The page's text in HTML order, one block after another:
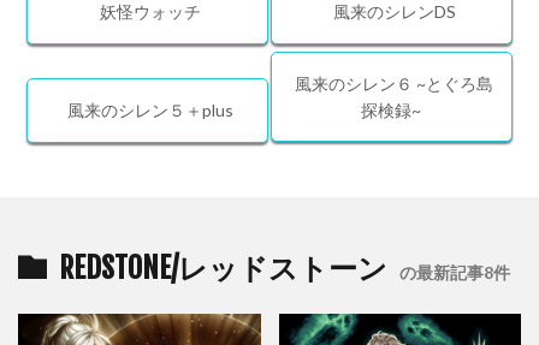
妖怪ウォッチ 風来のシレンDS
風来のシレン５＋plus
風来のシレン６ ~とぐろ島
探検録~
REDSTONE/レッドストーン の最新記事8件